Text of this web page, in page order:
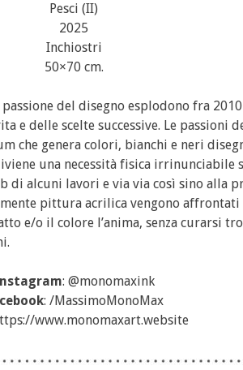
Pesci (II)
2025
Inchiostri
50×70 cm.
passione del disegno esplodono fra
delle scelte successive. Le passioni
che genera colori, bianchi e neri
una necessità fisica irrinunciabile
alcuni lavori e via via così sino alla
pittura acrilica vengono
e/o il colore l’anima, senza curarsi
: @monomaxink
: /MassimoMonoMax
www.monomaxart.website